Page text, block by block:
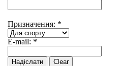
Призначення: *
E-mail: *
Надіслати Clear